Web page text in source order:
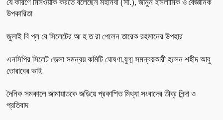
যে কারণে মিসওয়াক করতে বলেছেন মহানবী (সা.), জানুন ইসলামিক ও বৈজ্ঞানিক
উপকারিতা
জুলাই বি প্ল বে সিলেটের আ হ ত রা পেলেন তারেক রহমানের উপহার
এনসিপির সিলেট জেলা সমন্বয় কমিটি ঘোষণা,যুগ্ম সমন্বয়কারী হলেন শহীদ আবু
তোরাবের ভাই
দৈনিক সমকালে জামায়াতকে জড়িয়ে প্রকাশিত মিথ্যা সংবাদের তীব্র নিন্দা ও
প্রতিবাদ